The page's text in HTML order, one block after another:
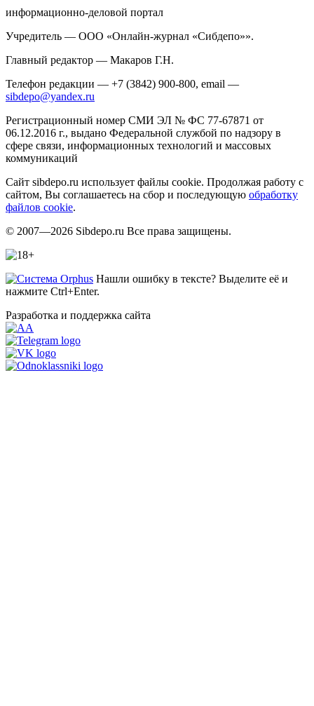
информационно-деловой портал
Учредитель — ООО «Онлайн-журнал «Сибдепо»».
Главный редактор — Макаров Г.Н.
Телефон редакции — +7 (3842) 900-800, email —
sibdepo@yandex.ru
Регистрационный номер СМИ ЭЛ № ФС 77-67871 от
06.12.2016 г., выдано Федеральной службой по надзору в
сфере связи, информационных технологий и массовых
коммуникаций
Сайт sibdepo.ru использует файлы cookie. Продолжая работу с
сайтом, Вы соглашаетесь на сбор и последующую обработку
файлов cookie.
© 2007—2026 Sibdepo.ru Все права защищены.
Нашли ошибку в тексте? Выделите её и
нажмите Ctrl+Enter.
Разработка и поддержка сайта